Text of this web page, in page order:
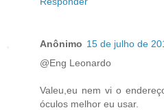
Anônimo 15 de julho de
@Eng Leonardo
Valeu,eu nem vi o
óculos melhor eu usar.